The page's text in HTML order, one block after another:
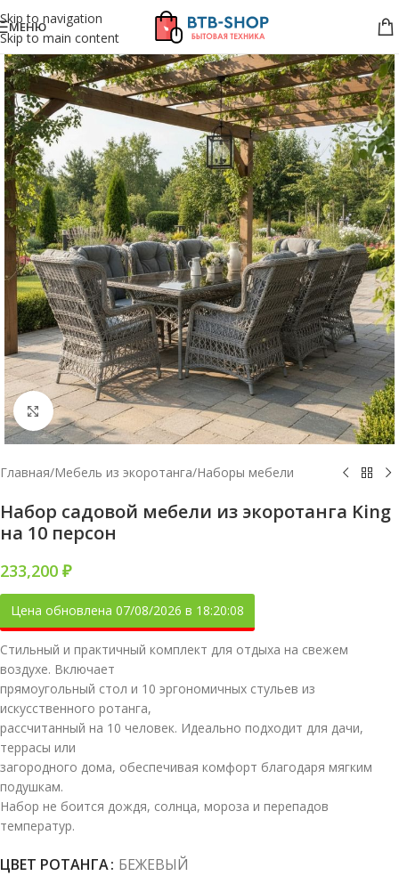
Skip to navigation
Skip to main content
МЕНЮ
Увеличить
Главная/Мебель из экоротанга/Наборы мебели
Набор садовой мебели из экоротанга King
на 10 персон
233,200 ₽
Цена обновлена 07/08/2026 в 18:20:08
Стильный и практичный комплект для отдыха на свежем
воздухе. Включает
прямоугольный стол и 10 эргономичных стульев из
искусственного ротанга,
рассчитанный на 10 человек. Идеально подходит для дачи,
террасы или
загородного дома, обеспечивая комфорт благодаря мягким
подушкам.
Набор не боится дождя, солнца, мороза и перепадов
температур.
ЦВЕТ РОТАНГА БЕЖЕВЫЙ